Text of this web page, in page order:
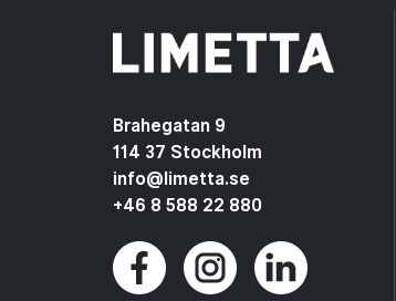
Brahegatan 9
114 37 Stockholm
info@limetta.se
+46 8 588 22 880